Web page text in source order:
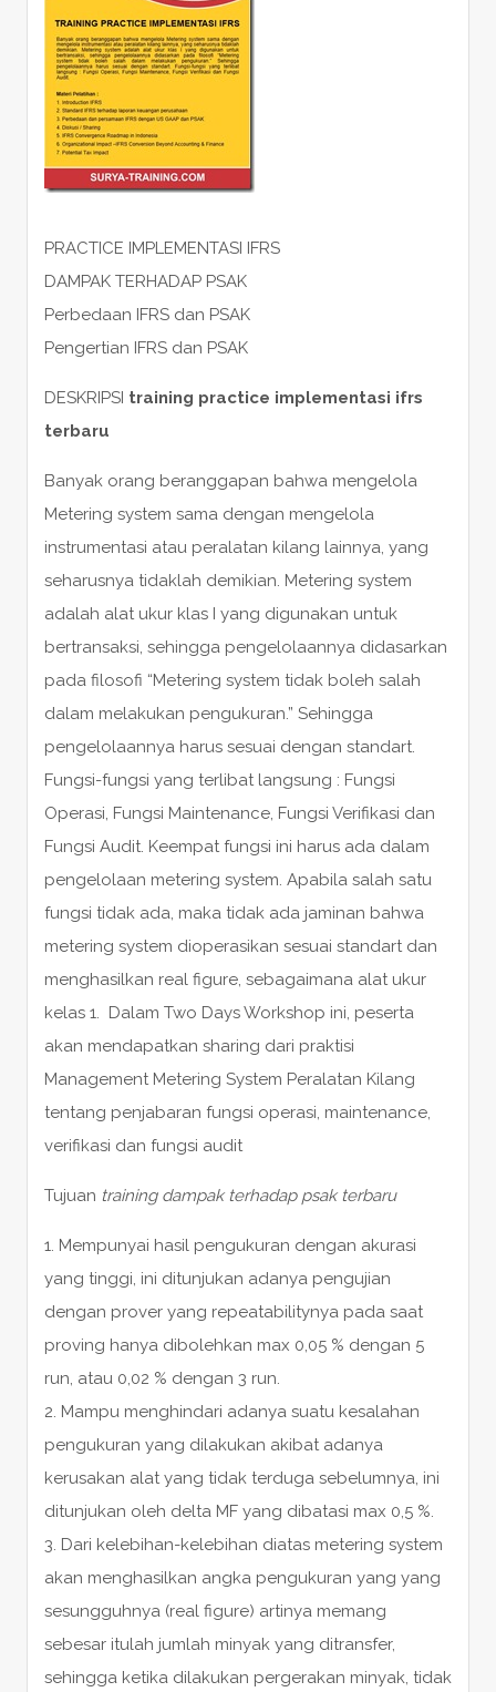
PRACTICE IMPLEMENTASI IFRS
DAMPAK TERHADAP PSAK
Perbedaan IFRS dan PSAK
Pengertian IFRS dan PSAK
DESKRIPSI training practice implementasi ifrs
terbaru
Banyak orang beranggapan bahwa mengelola
Metering system sama dengan mengelola
instrumentasi atau peralatan kilang lainnya, yang
seharusnya tidaklah demikian. Metering system
adalah alat ukur klas I yang digunakan untuk
bertransaksi, sehingga pengelolaannya didasarkan
pada filosofi “Metering system tidak boleh salah
dalam melakukan pengukuran.” Sehingga
pengelolaannya harus sesuai dengan standart.
Fungsi-fungsi yang terlibat langsung : Fungsi
Operasi, Fungsi Maintenance, Fungsi Verifikasi dan
Fungsi Audit. Keempat fungsi ini harus ada dalam
pengelolaan metering system. Apabila salah satu
fungsi tidak ada, maka tidak ada jaminan bahwa
metering system dioperasikan sesuai standart dan
menghasilkan real figure, sebagaimana alat ukur
kelas 1. Dalam Two Days Workshop ini, peserta
akan mendapatkan sharing dari praktisi
Management Metering System Peralatan Kilang
tentang penjabaran fungsi operasi, maintenance,
verifikasi dan fungsi audit
Tujuan training dampak terhadap psak terbaru
1. Mempunyai hasil pengukuran dengan akurasi
yang tinggi, ini ditunjukan adanya pengujian
dengan prover yang repeatabilitynya pada saat
proving hanya dibolehkan max 0,05 % dengan 5
run, atau 0,02 % dengan 3 run.
2. Mampu menghindari adanya suatu kesalahan
pengukuran yang dilakukan akibat adanya
kerusakan alat yang tidak terduga sebelumnya, ini
ditunjukan oleh delta MF yang dibatasi max 0,5 %.
3. Dari kelebihan-kelebihan diatas metering system
akan menghasilkan angka pengukuran yang yang
sesungguhnya (real figure) artinya memang
sebesar itulah jumlah minyak yang ditransfer,
sehingga ketika dilakukan pergerakan minyak, tidak